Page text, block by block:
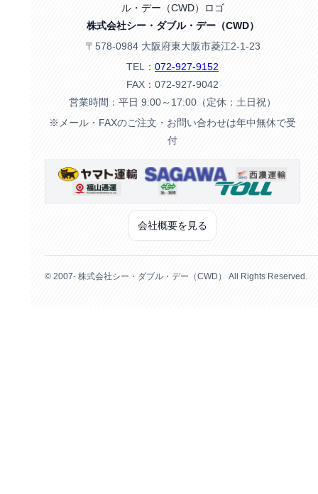
株式会社シー・ダブル・デー（CWD）
〒578-0984 大阪府東大阪市菱江2-1-23
TEL： 072-927-9152
FAX：072-927-9042
営業時間：平日 9:00～17:00（定休：土日祝）
※メール・FAXのご注文・お問い合わせは年中無休で受
付
会社概要を見る
© 2007- 株式会社シー・ダブル・デー（CWD） All Rights Reserved.